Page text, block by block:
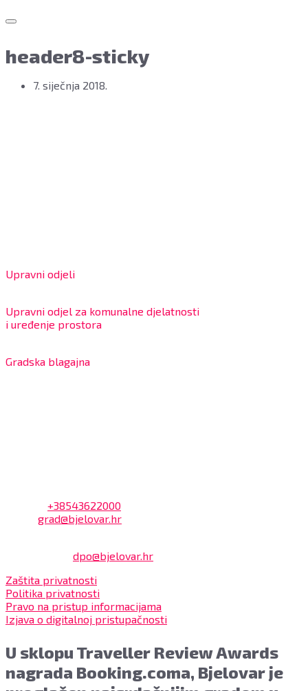
header8-sticky
7. siječnja 2018.
Upravni odjeli
Upravni odjel za komunalne djelatnosti
i uređenje prostora
Gradska blagajna
+38543622000
grad@bjelovar.hr
dpo@bjelovar.hr
Zaštita privatnosti
Politika privatnosti
Pravo na pristup informacijama
Izjava o digitalnoj pristupačnosti
U sklopu Traveller Review Awards
nagrada Booking.coma, Bjelovar je